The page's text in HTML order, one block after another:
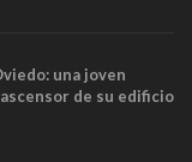
una joven
de su edificio
minutos